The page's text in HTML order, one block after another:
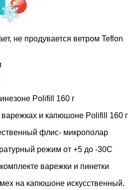
не продувается ветром Teflon
Polifill 160 г
варежках и капюшоне Polifill 160 г
флис- микрополар
режим от +5 до -30С
варежки и пинетки
на капюшоне искусственный.